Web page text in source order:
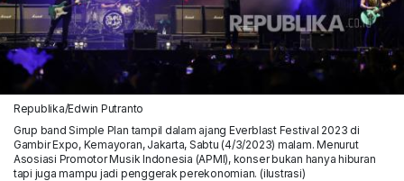
Republika/Edwin Putranto
Grup band Simple Plan tampil dalam ajang Everblast Festival 2023 di
Gambir Expo, Kemayoran, Jakarta, Sabtu (4/3/2023) malam. Menurut
Asosiasi Promotor Musik Indonesia (APMI), konser bukan hanya hiburan
tapi juga mampu jadi penggerak perekonomian. (ilustrasi)